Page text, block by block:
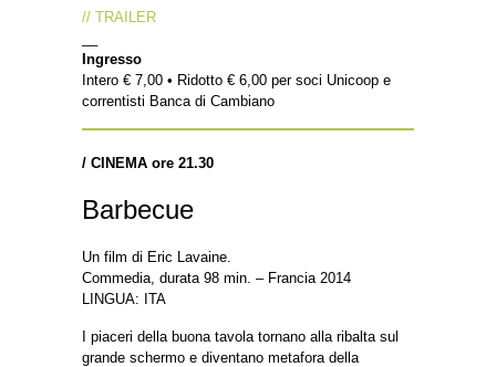
// TRAILER
Ingresso
Intero € 7,00 • Ridotto € 6,00 per soci Unicoop e
correntisti Banca di Cambiano
/ CINEMA ore 21.30
Barbecue
Un film di Eric Lavaine.
Commedia, durata 98 min. – Francia 2014
LINGUA: ITA
I piaceri della buona tavola tornano alla ribalta sul
grande schermo e diventano metafora della